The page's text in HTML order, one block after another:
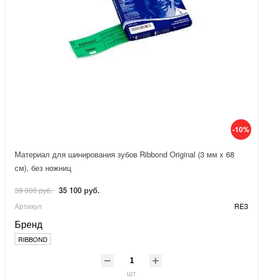
-10%
Материал для шинирования зубов Ribbond Original (3 мм x 68
см), без ножниц
39 000 руб. 35 100 руб.
Артикул RE3
Бренд
RIBBOND
шт